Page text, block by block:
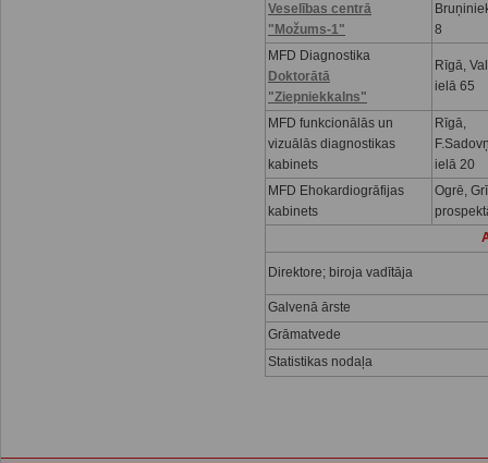
Veselības centrā
"Možums-1"
8
MFD Diagnostika
Doktorātā
"Ziepniekkalns"
Rīgā,
ielā 65
MFD funkcionālās un
vizuālās diagnostikas
kabinets
Rīgā,
ielā 20
MFD Ehokardiogrāfijas
kabinets
Ogrē,
Direktore; biroja vadītāja
Galvenā ārste
Grāmatvede
Statistikas nodaļa